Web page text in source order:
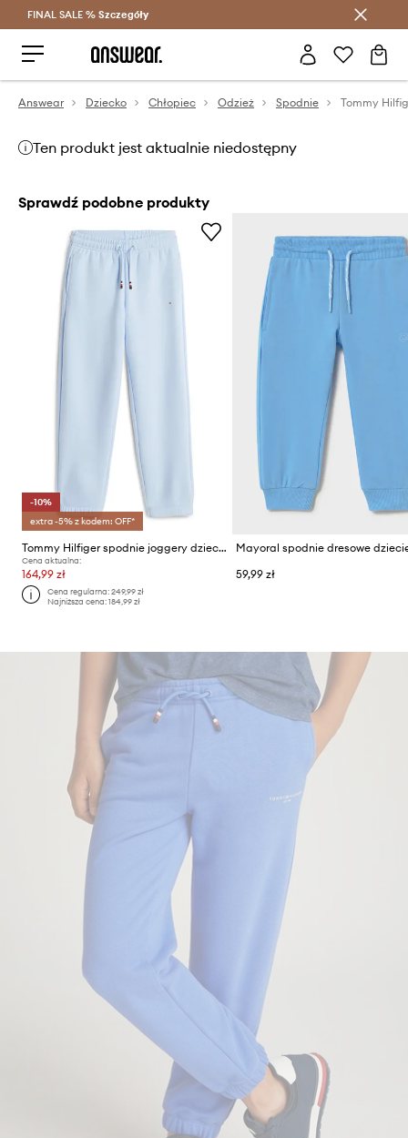
Oszczędzaj z Answear Club >
FINAL SALE % Szczegóły
Answear Dziecko Chłopiec Odzież Spodnie
Ten produkt jest aktualnie niedostępny
Sprawdź podobne produkty
-10%
extra -5% z kodem: OFF*
Tommy Hilfiger spodnie joggery dziecięce
Cena aktualna:
164,99 zł
Cena regularna:249,99 zł
Najniższa cena:184,99 zł
Mayoral spodnie dresowe
59,99 zł